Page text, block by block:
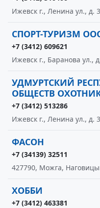
Ижевск г., Ленина ул., д.
СПОРТ-ТУРИЗМ
+7 (3412) 609621
Ижевск г., Баранова ул.,
УДМУРТСКИЙ
ОБЩЕСТВ
+7 (3412) 513286
Ижевск г., Ленина ул., д.
ФАСОН
+7 (34139) 32511
427790, Можга,
ХОББИ
+7 (3412) 463381